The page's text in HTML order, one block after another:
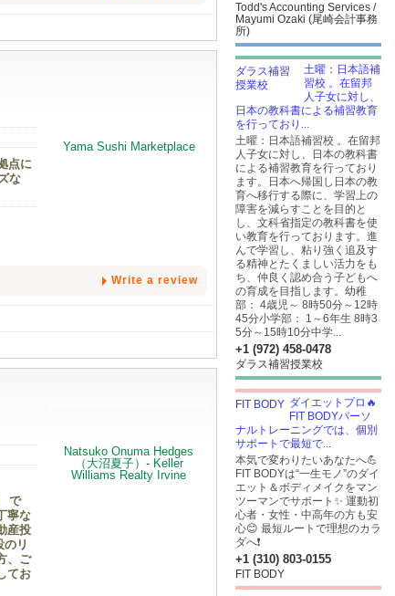
点に
な
Write a review
で
寧な
産投
リ
、ご
てお
Todd's Accounting Services /
Mayumi Ozaki (尾崎会計事務
所)
土曜：日本語補
習校 。在留邦
人子女に対し、
日本の教科書による補習教育
を行っており...
土曜：日本語補習校 。在留邦
人子女に対し、日本の教科書
による補習教育を行っており
ます。日本へ帰国し日本の教
育へ移行する際に、学習上の
障害を減らすことを目的と
し、文科省指定の教科書を使
い教育を行っております。進
んで学習し、粘り強く追及す
る精神とたくましい活力をも
ち、仲良く認め合う子どもへ
の育成を目指します。幼稚
部： 4歳児～ 8時50分～12時
45分小学部： 1～6年生 8時3
5分～15時10分中学...
+1 (972) 458-0478
ダラス補習授業校
ダイエットプロ🔥
FIT BODYパーソ
ナルトレーニングでは、個別
サポートで最短で...
本気で変わりたいあなたへ💪
FIT BODYは“一生モノ”のダイ
エット＆ボディメイクをマン
ツーマンでサポート✨ 運動初
心者・女性・中高年の方も安
心😊 最短ルートで理想のカラ
ダへ❗️
+1 (310) 803-0155
FIT BODY